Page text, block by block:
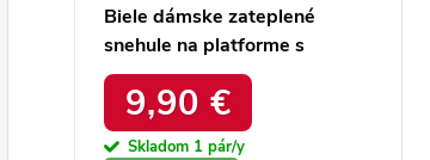
Biele dámske zateplené
snehule na platforme s
okrúhlou špičkou Inna
TX5002 WHITE
9,90 €
Skladom 1 pár/y